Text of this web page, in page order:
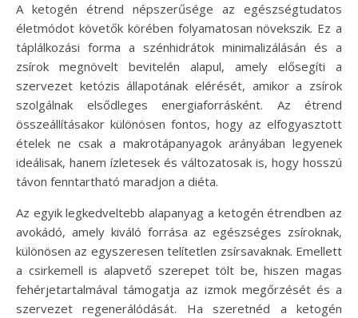
A ketogén étrend népszerűsége az egészségtudatos
életmódot követők körében folyamatosan növekszik. Ez a
táplálkozási forma a szénhidrátok minimalizálásán és a
zsírok megnövelt bevitelén alapul, amely elősegíti a
szervezet ketózis állapotának elérését, amikor a zsírok
szolgálnak elsődleges energiaforrásként. Az étrend
összeállításakor különösen fontos, hogy az elfogyasztott
ételek ne csak a makrotápanyagok arányában legyenek
ideálisak, hanem ízletesek és változatosak is, hogy hosszú
távon fenntartható maradjon a diéta.
Az egyik legkedveltebb alapanyag a ketogén étrendben az
avokádó, amely kiváló forrása az egészséges zsíroknak,
különösen az egyszeresen telítetlen zsírsavaknak. Emellett
a csirkemell is alapvető szerepet tölt be, hiszen magas
fehérjetartalmával támogatja az izmok megőrzését és a
szervezet regenerálódását. Ha szeretnéd a ketogén